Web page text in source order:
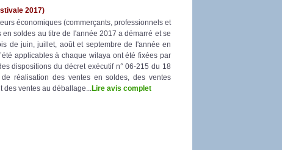
2017)
économiques (commerçants, professionnels et
soldes au titre de l'année 2017 a démarré et se
de juin, juillet, août et septembre de l'année en
applicables à chaque wilaya ont été fixées par
dispositions du décret exécutif n° 06-215 du 18
réalisation des ventes en soldes, des ventes
ventes au déballage... Lire avis complet